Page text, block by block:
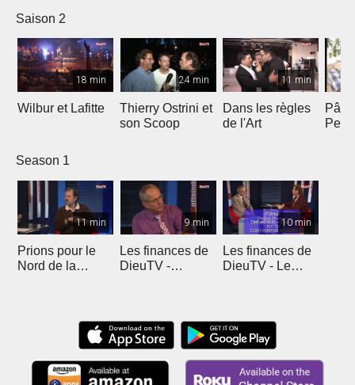
Saison 2
18 min
Wilbur et Lafitte
24 min
Thierry Ostrini et
son Scoop
11 min
Dans les règles
de l'Art
Season 1
11 min
Prions pour le
Nord de la
9 min
Les finances de
DieuTV -
10 min
Les finances de
DieuTV - Le